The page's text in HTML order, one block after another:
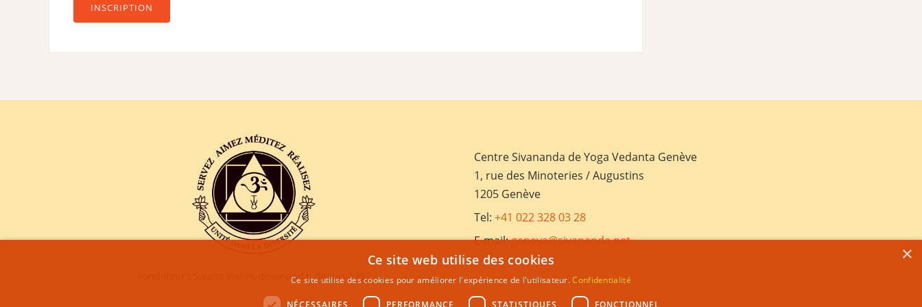
INSCRIPTION
Fondateur : Swami Vishnudevananda, depuis 1957
Centre Sivananda de Yoga Vedanta Genève
1, rue des Minoteries / Augustins
1205 Genève
Tel: +41 022 328 03 28
E-mail:geneva@sivananda.net
×
Ce site web utilise des cookies
Ce site utilise des cookies pour améliorer l'expérience de l'utilisateur.Confidentialité
NÉCESSAIRES PERFORMANCE STATISTIQUES FONCTIONNEL